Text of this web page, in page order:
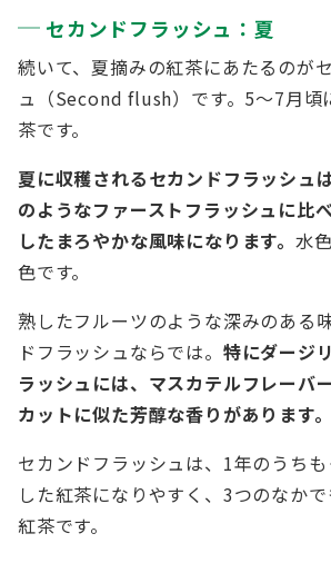
セカンドフラッシュ：夏
続いて、夏摘みの紅茶にあたるのが
ュ（Second flush）です。5～7月頃
茶です。
夏に収穫されるセカンドフラッシュ
のようなファーストフラッシュに比
したまろやかな風味になります。 水
色です。
熟したフルーツのような深みのある
ドフラッシュならでは。 特にダージ
ラッシュには、マスカテルフレーバ
カットに似た芳醇な香りがあります。
セカンドフラッシュは、1年のうち
した紅茶になりやすく、3つのなか
紅茶です。